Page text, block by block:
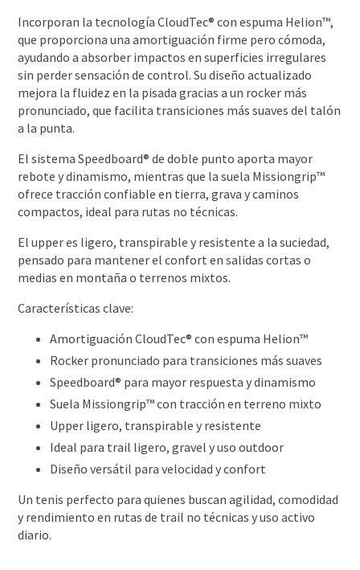
Incorporan la tecnología CloudTec® con espuma Helion™,
que proporciona una amortiguación firme pero cómoda,
ayudando a absorber impactos en superficies irregulares
sin perder sensación de control. Su diseño actualizado
mejora la fluidez en la pisada gracias a un rocker más
pronunciado, que facilita transiciones más suaves del talón
a la punta.
El sistema Speedboard® de doble punto aporta mayor
rebote y dinamismo, mientras que la suela Missiongrip™
ofrece tracción confiable en tierra, grava y caminos
compactos, ideal para rutas no técnicas.
El upper es ligero, transpirable y resistente a la suciedad,
pensado para mantener el confort en salidas cortas o
medias en montaña o terrenos mixtos.
Características clave:
Amortiguación CloudTec® con espuma Helion™
Rocker pronunciado para transiciones más suaves
Speedboard® para mayor respuesta y dinamismo
Suela Missiongrip™ con tracción en terreno mixto
Upper ligero, transpirable y resistente
Ideal para trail ligero, gravel y uso outdoor
Diseño versátil para velocidad y confort
Un tenis perfecto para quienes buscan agilidad, comodidad
y rendimiento en rutas de trail no técnicas y uso activo
diario.